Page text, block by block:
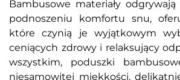
Bambusowe materiały
podnoszeniu komfortu snu,
które czynią je wyjątkowym
ceniących zdrowy i relaksujący
wszystkim, poduszki
niesamowitej miękkości,